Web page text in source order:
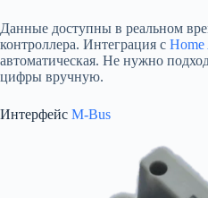
Данные доступны в реальном
контроллера. Интеграция с Home
автоматическая. Не нужно
цифры вручную.
Интерфейс M-Bus